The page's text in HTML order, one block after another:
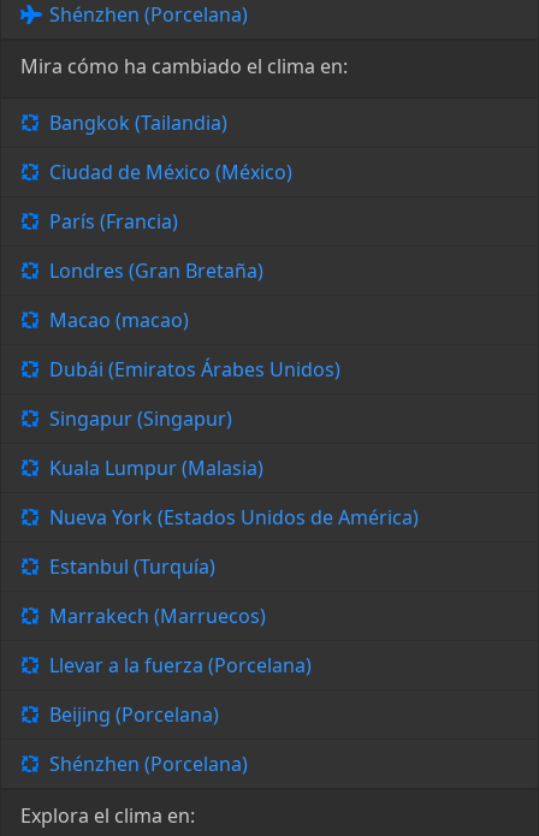
Shénzhen (Porcelana)
Mira cómo ha cambiado el clima en:
Bangkok (Tailandia)
Ciudad de México (México)
París (Francia)
Londres (Gran Bretaña)
Macao (macao)
Dubái (Emiratos Árabes Unidos)
Singapur (Singapur)
Kuala Lumpur (Malasia)
Nueva York (Estados Unidos de América)
Estanbul (Turquía)
Marrakech (Marruecos)
Llevar a la fuerza (Porcelana)
Beijing (Porcelana)
Shénzhen (Porcelana)
Explora el clima en: